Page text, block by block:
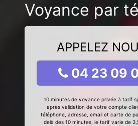
Voyance par
APPELEZ
04 23 09
10 minutes de voyance privée à tarif
après validation de votre compte
téléphone, adresse, email et carte de
delà des 10 minutes, le tarif varie de